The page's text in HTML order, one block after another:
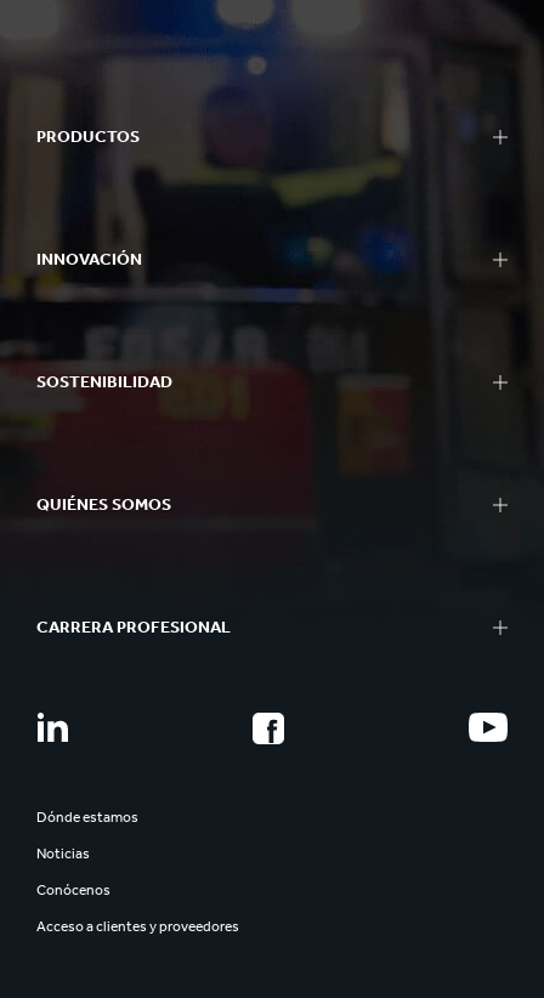
PRODUCTOS
INNOVACIÓN
SOSTENIBILIDAD
QUIÉNES SOMOS
CARRERA PROFESIONAL
Dónde estamos
Noticias
Conócenos
Acceso a clientes y proveedores